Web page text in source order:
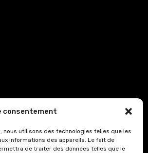
consentement
nous utilisons des technologies telles que les
informations des appareils. Le fait de
de traiter des données telles que le